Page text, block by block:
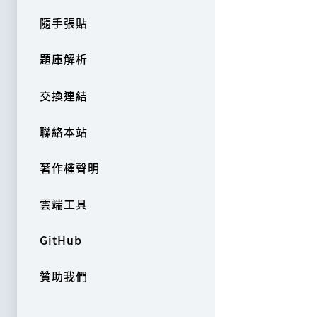
隨手張貼
題庫解析
交換連結
聯絡本站
著作權聲明
雲端工具
GitHub
贊助我們